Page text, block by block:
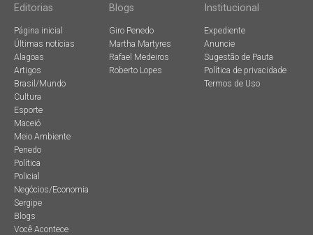
Editorias
Página inicial
Últimas notícias
Alagoas
Artigos
Brasil/Mundo
Cultura
Esporte
Maceió
Meio Ambiente
Penedo
Política
Policial
Negócios/Economia
Sergipe
Blogs
Você Acontece
Blogs
Giro Penedo
Martha Martyres
Rafael Medeiros
Roberto Lopes
Institucional
Expediente
Anuncie
Sugestão de Pauta
Política de privacidade
Termos de Uso